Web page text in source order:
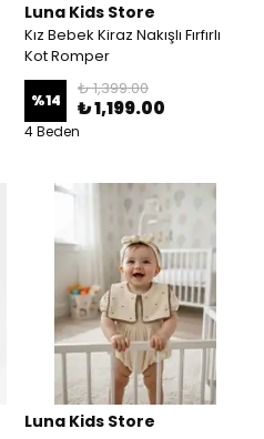
Luna Kids Store
Kız Bebek Kiraz Nakışlı Fırfırlı
Kot Romper
%14
₺ 1,399.00
₺ 1,199.00
4 Beden
Luna Kids Store